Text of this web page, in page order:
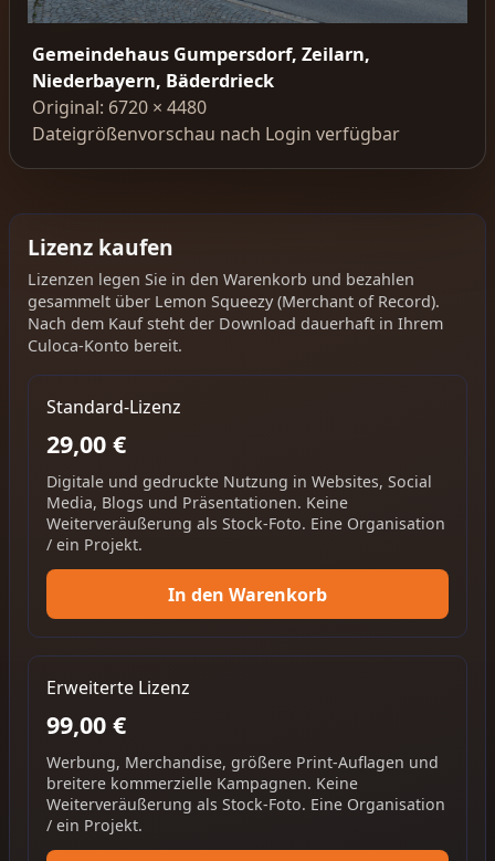
Gemeindehaus Gumpersdorf, Zeilarn,
Niederbayern, Bäderdrieck
Original: 6720 × 4480
Dateigrößenvorschau nach Login verfügbar
Lizenz kaufen
Lizenzen legen Sie in den Warenkorb und bezahlen
gesammelt über Lemon Squeezy (Merchant of Record).
Nach dem Kauf steht der Download dauerhaft in Ihrem
Culoca-Konto bereit.
Standard-Lizenz
29,00 €
Digitale und gedruckte Nutzung in Websites, Social
Media, Blogs und Präsentationen. Keine
Weiterveräußerung als Stock-Foto. Eine Organisation
/ ein Projekt.
In den Warenkorb
Erweiterte Lizenz
99,00 €
Werbung, Merchandise, größere Print-Auflagen und
breitere kommerzielle Kampagnen. Keine
Weiterveräußerung als Stock-Foto. Eine Organisation
/ ein Projekt.